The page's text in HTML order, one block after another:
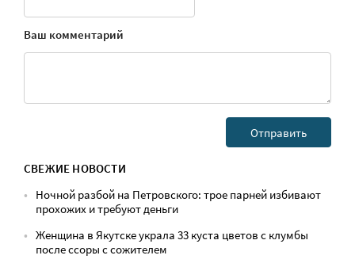
Ваш комментарий
СВЕЖИЕ НОВОСТИ
Ночной разбой на Петровского: трое парней избивают
прохожих и требуют деньги
Женщина в Якутске украла 33 куста цветов с клумбы
после ссоры с сожителем